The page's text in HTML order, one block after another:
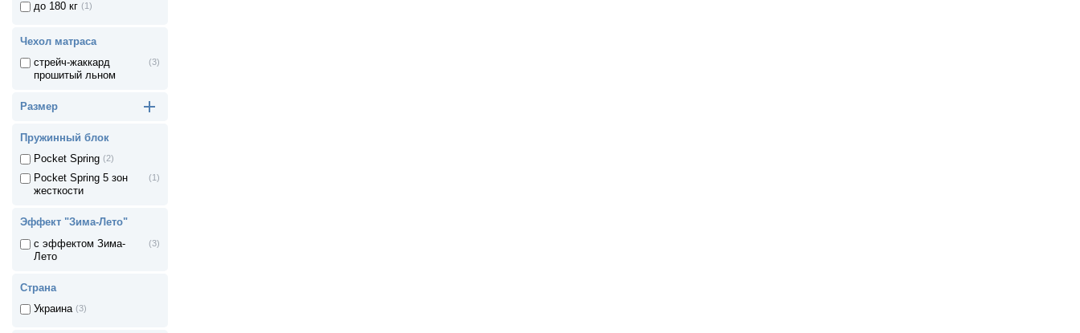
до 180 кг (1)
Чехол матраса
стрейч-жаккард
прошитый льном
(3)
Размер
Пружинный блок
Pocket Spring (2)
Pocket Spring 5 зон
жесткости
(1)
Эффект "Зима-Лето"
с эффектом Зима-
Лето
(3)
Страна
Украина (3)